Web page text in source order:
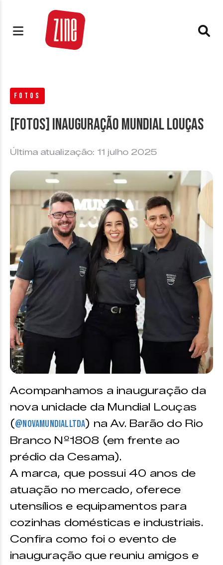
FOTOS
[FOTOS] Inauguração Mundial Louças
Última atualização: 11 julho 2025
Acompanhamos a inauguração da
nova unidade da Mundial Louças
(@novamundialltda) na Av. Barão do Rio
Branco Nº1808 (em frente ao
prédio da Cesama).
A marca, que possui 40 anos de
atuação no mercado, oferece
utensílios e equipamentos para
cozinhas domésticas e industriais.
Confira como foi o evento de
inauguração que reuniu amigos e